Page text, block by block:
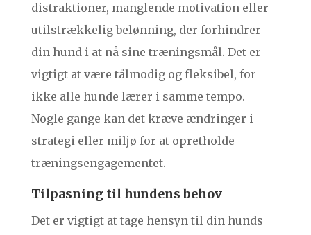
distraktioner, manglende motivation eller
utilstrækkelig belønning, der forhindrer
din hund i at nå sine træningsmål. Det er
vigtigt at være tålmodig og fleksibel, for
ikke alle hunde lærer i samme tempo.
Nogle gange kan det kræve ændringer i
strategi eller miljø for at opretholde
træningsengagementet.
Tilpasning til hundens behov
Det er vigtigt at tage hensyn til din hunds